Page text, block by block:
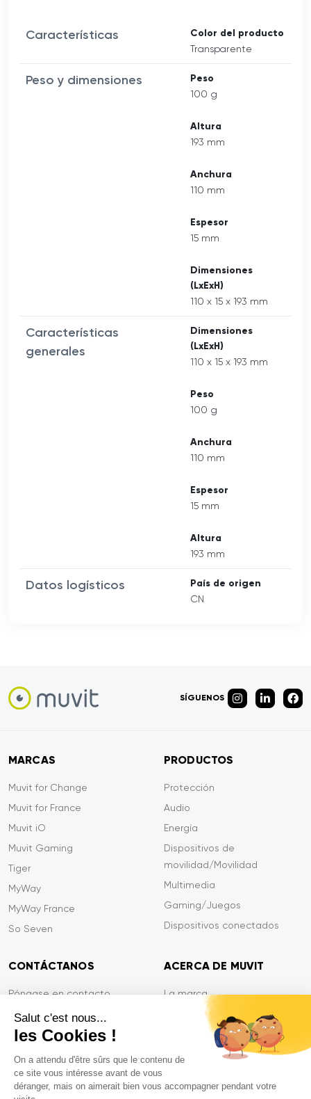
Salut c'est nous...
les Cookies !
On a attendu d'être sûrs que le contenu de
ce site vous intéresse avant de vous
déranger, mais on aimerait bien vous accompagner pendant votre
Características Color del producto
Transparente
Peso y dimensiones Peso
100 g
Altura
193 mm
Anchura
110 mm
Espesor
15 mm
Dimensiones
(LxExH)
110 x 15 x 193 mm
Características
generales
Dimensiones
(LxExH)
110 x 15 x 193 mm
Peso
100 g
Anchura
110 mm
Espesor
15 mm
Altura
193 mm
Datos logísticos País de origen
CN
SÍGUENOS
MARCAS
Muvit for Change
Muvit for France
Muvit iO
Muvit Gaming
Tiger
MyWay
MyWay France
So Seven
PRODUCTOS
Protección
Audio
Energía
Dispositivos de
movilidad/Movilidad
Multimedia
Gaming/Juegos
Dispositivos conectados
CONTÁCTANOS
Póngase en contacto
Pago seguro
Eficiencia en el servicio
Garantía Tiger
PREGUNTAS FRECUENTES
ACERCA DE MUVIT
La marca
Sala de prensa
Privacidad
Contáctanos